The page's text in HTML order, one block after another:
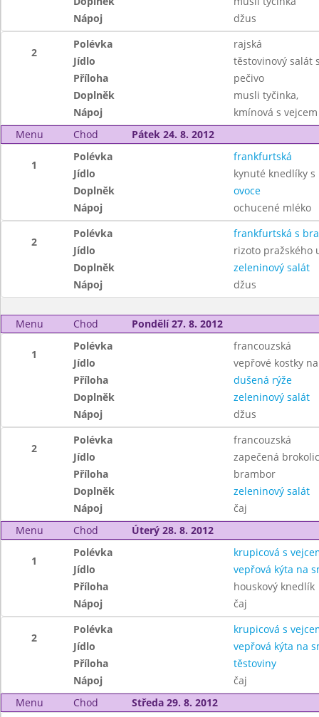
Nápoj
džus
2
Polévka
rajská
Jídlo
těstovinový salát
Příloha
pečivo
Doplněk
musli tyčinka,
Nápoj
kmínová s vejcem
Menu
Chod Pátek 24. 8. 2012
1
Polévka
frankfurtská
Jídlo
kynuté knedlíky
Doplněk
ovoce
Nápoj
ochucené mléko
2
Polévka
frankfurtská s
Jídlo
rizoto pražského
Doplněk
zeleninový salát
Nápoj
džus
Menu Chod Pondělí 27. 8. 2012
1
Polévka
francouzská
Jídlo
vepřové kostky
Příloha
dušená rýže
Doplněk
zeleninový salát
Nápoj
džus
2
Polévka
francouzská
Jídlo
zapečená
Příloha
brambor
Doplněk
zeleninový salát
Nápoj
čaj
Menu
Chod Úterý 28. 8. 2012
1
Polévka
krupicová s
Jídlo
vepřová kýta na
Příloha
houskový knedlík
Nápoj
čaj
2
Polévka
krupicová s
Jídlo
vepřová kýta na
Příloha
těstoviny
Nápoj
čaj
Menu
Chod Středa 29. 8. 2012